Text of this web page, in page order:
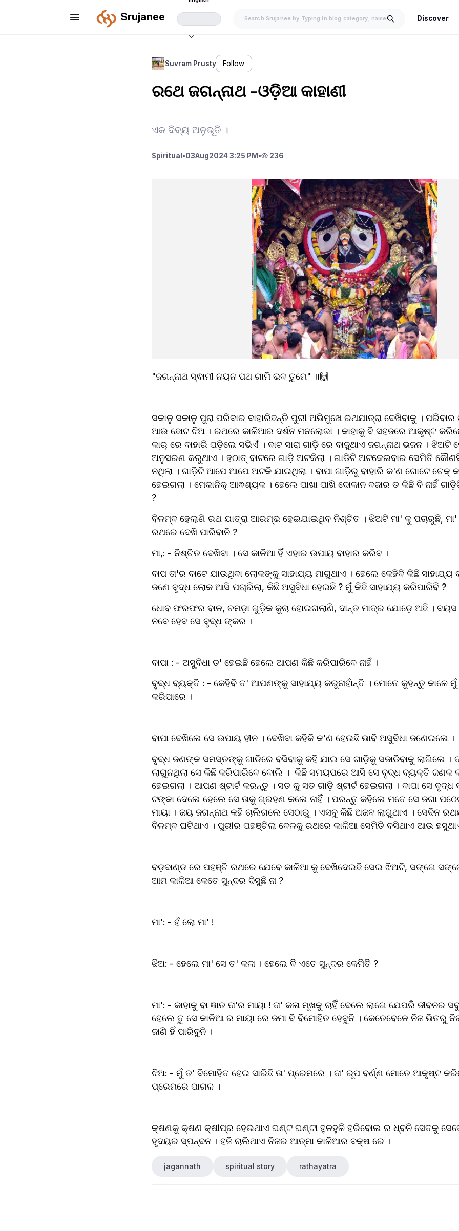
Srujanee Discover
Suvram Prusty Follow
ରଥେ ଜଗନ୍ନାଥ -ଓଡ଼ିଆ କାହାଣୀ
ଏକ ଦିବ୍ୟ ଅନୁଭୂତି ।
Spiritual •03Aug2024 3:25 PM • 236
"ଜଗନ୍ନାଥ ସ୍ଵାମୀ ନୟନ ପଥ ଗାମି ଭବ ତୁମେ" ॥🙌
ସକାଳୁ ସକାଳୁ ପୁରା ପରିବାର ବାହାରିଛନ୍ତି ପୁରୀ ଅଭିମୁଖେ ରଥଯାତ୍ରା ଦେଖିବାକୁ । ପରିବାର
ଆଉ ଛୋଟ ଝିଅ । ରଥରେ କାଳିଆର ଦର୍ଶନ ମନଲୋଭା । କାହାକୁ ବି ସହଜରେ ଆକୃଷ୍ଟ
କାର୍ ରେ ବାହାରି ପଡ଼ିଲେ ସଭିଏଁ । ବାଟ ସାରା ଗାଡ଼ି ରେ ବାଜୁଥାଏ ଜଗନ୍ନାଥ ଭଜନ । ଝିଅଟି
ଅନୁସରଣ କରୁଥାଏ । ହଠାତ୍ ବାଟରେ ଗାଡ଼ି ଅଟକିଲା । ଗାଡିଟି ଅଟକେଇବାର ସେମିତି
ନଥିଲା । ଗାଡ଼ିଟି ଆପେ ଆପେ ଅଟକି ଯାଇଥିଲା । ବାପା ଗାଡ଼ିରୁ ବାହାରି କ'ଣ ଗୋଟେ ଚେକ୍
ହେଇଗଲା । ମେକାନିକ୍ ଆଵଶ୍ୟକ । ହେଲେ ପାଖା ପାଖି ଦୋକାନ ବଜାର ତ କିଛି ବି ନାହିଁ
?
ବିଳମ୍ବ ହେଲାଣି ରଥ ଯାତ୍ରା ଆରମ୍ଭ ହେଇଯାଇଥିବ ନିଶ୍ଚିତ । ଝିଅଟି ମା' କୁ ପଚାରୁଛି,
ରଥରେ ଦେଖି ପାରିବାନି ?
ମା,: - ନିଶ୍ଚିତ ଦେଖିବା । ସେ କାଳିଆ ହିଁ ଏହାର ଉପାୟ ବାହାର କରିବ ।
ବାପ ତା'ର ବାଟେ ଯାଉଥିବା ଲୋକଙ୍କୁ ସାହାଯ୍ୟ ମାଗୁଥାଏ । ହେଲେ କେହିବି କିଛି
ଜଣେ ବୃଦ୍ଧ ଲୋକ ଆସି ପଚାରିଲା, କିଛି ଅସୁବିଧା ହେଇଛି ? ମୁଁ କିଛି ସାହାଯ୍ୟ କରିପାରିବି ?
ଧୋବ ଫରଫର ବାଳ, ଚମଡ଼ା ଗୁଡ଼ିକ କୁଚା ହୋଇଗଲାଣି, ଦାନ୍ତ ମାତ୍ର ଯୋଡ଼େ ଅଛି । ବୟସ
ନବେ ହେବ ସେ ବୃଦ୍ଧ ଙ୍କର ।
ବାପା : - ଅସୁବିଧା ତ' ହେଇଛି ହେଲେ ଆପଣ କିଛି କରିପାରିବେ ନାହିଁ ।
ବୃଦ୍ଧ ବ୍ୟକ୍ତି : - କେହିବି ତ' ଆପଣଙ୍କୁ ସାହାଯ୍ୟ କରୁନାହାଁନ୍ତି । ମୋତେ କୁହନ୍ତୁ କାଳେ ମୁଁ
କରିପାରେ ।
ବାପା ଦେଖିଲେ ସେ ଉପାୟ ହୀନ । ଦେଖିବା କହିକି କ'ଣ ହେଉଛି ଭାବି ଅସୁବିଧା ଜଣେଇଲେ ।
ବୃଦ୍ଧ ଜଣଙ୍କ ସମସ୍ତଙ୍କୁ ଗାଡିରେ ବସିବାକୁ କହି ଯାଇ ସେ ଗାଡ଼ିକୁ ସଜାଡିବାକୁ ଲାଗିଲେ ।
ଲାଗୁନଥିଲା ସେ କିଛି କରିପାରିବେ ବୋଲି ।  କିଛି ସମୟପରେ ଆସି ସେ ବୃଦ୍ଧ ବ୍ୟକ୍ତି ଜଣକ
ହେଇଗଲା । ଆପଣ ଷ୍ଟାର୍ଟ କରନ୍ତୁ । ସତ କୁ ସତ ଗାଡ଼ି ଷ୍ଟାର୍ଟ ହେଇଗଲା । ବାପା ସେ
ଟଙ୍କା ଦେଲେ ହେଲେ ସେ ତାକୁ ଗ୍ରହଣ କଲେ ନାହିଁ । ପରନ୍ତୁ କହିଲେ ମତେ ସେ ଜଗା
ମାୟା । ଜୟ ଜଗନ୍ନାଥ କହି ଚାଲିଗଲେ ସେଠାରୁ । ଏସବୁ କିଛି ଅଜବ ଲାଗୁଥାଏ । ସେଦିନ
ବିଳମ୍ବ ଘଟିଥାଏ । ପୁରୀର ପହଞ୍ଚିଲା ବେଳକୁ ରଥରେ କାଳିଆ ସେମିତି ବସିଥାଏ ଆଉ
ବଡ଼ଦାଣ୍ଡ ରେ ପହଞ୍ଚି ରଥରେ ଯେବେ କାଳିଆ କୁ ଦେଖିଦେଇଛି ସେଇ ଝିଅଟି, ସଙ୍ଗେ ସଙ୍ଗେ
ଆମ କାଳିଆ କେତେ ସୁନ୍ଦର ଦିସୁଛି ନା ?
ମା': - ହଁ ଲୋ ମା' !
ଝିଅ: - ହେଲେ ମା' ସେ ତ' କଳା । ହେଲେ ବି ଏତେ ସୁନ୍ଦର କେମିତି ?
ମା': - କାହାକୁ ବା ଜ୍ଞାତ ତା'ର ମାୟା ! ତା' କଳା ମୂଖକୁ ଚାହିଁ ଦେଲେ ଲାଗେ ଯେପରି ଜୀବନର
ହେଲେ ତୁ ସେ କାଳିଆ ର ମାୟା ରେ ଜମା ବି ବିମୋହିତ ହେବୁନି । କେତେବେଳେ ନିଜ ଭିତରୁ
ଜାଣି ହିଁ ପାରିବୁନି ।
ଝିଅ: - ମୁଁ ତ' ବିମୋହିତ ହେଇ ସାରିଛି ତା' ପ୍ରେମରେ । ତା' ରୂପ ବର୍ଣ୍ଣ ମୋତେ ଆକୃଷ୍ଟ
ପ୍ରେମରେ ପାଗଳ ।
କ୍ଷଣକୁ କ୍ଷଣ କ୍ଷୀପ୍ର ହେଉଥାଏ ଘଣ୍ଟ ଘଣ୍ଟା ହୁଳହୁଳି ହରିବୋଲ ର ଧ୍ବନି ସେତକୁ
ହୃଦୟର ସ୍ପନ୍ଦନ । ହଜି ଚାଲିଥାଏ ନିଜର ଆତ୍ମା କାଳିଆର ବକ୍ଷ ରେ ।
jagannath spiritual story rathayatra